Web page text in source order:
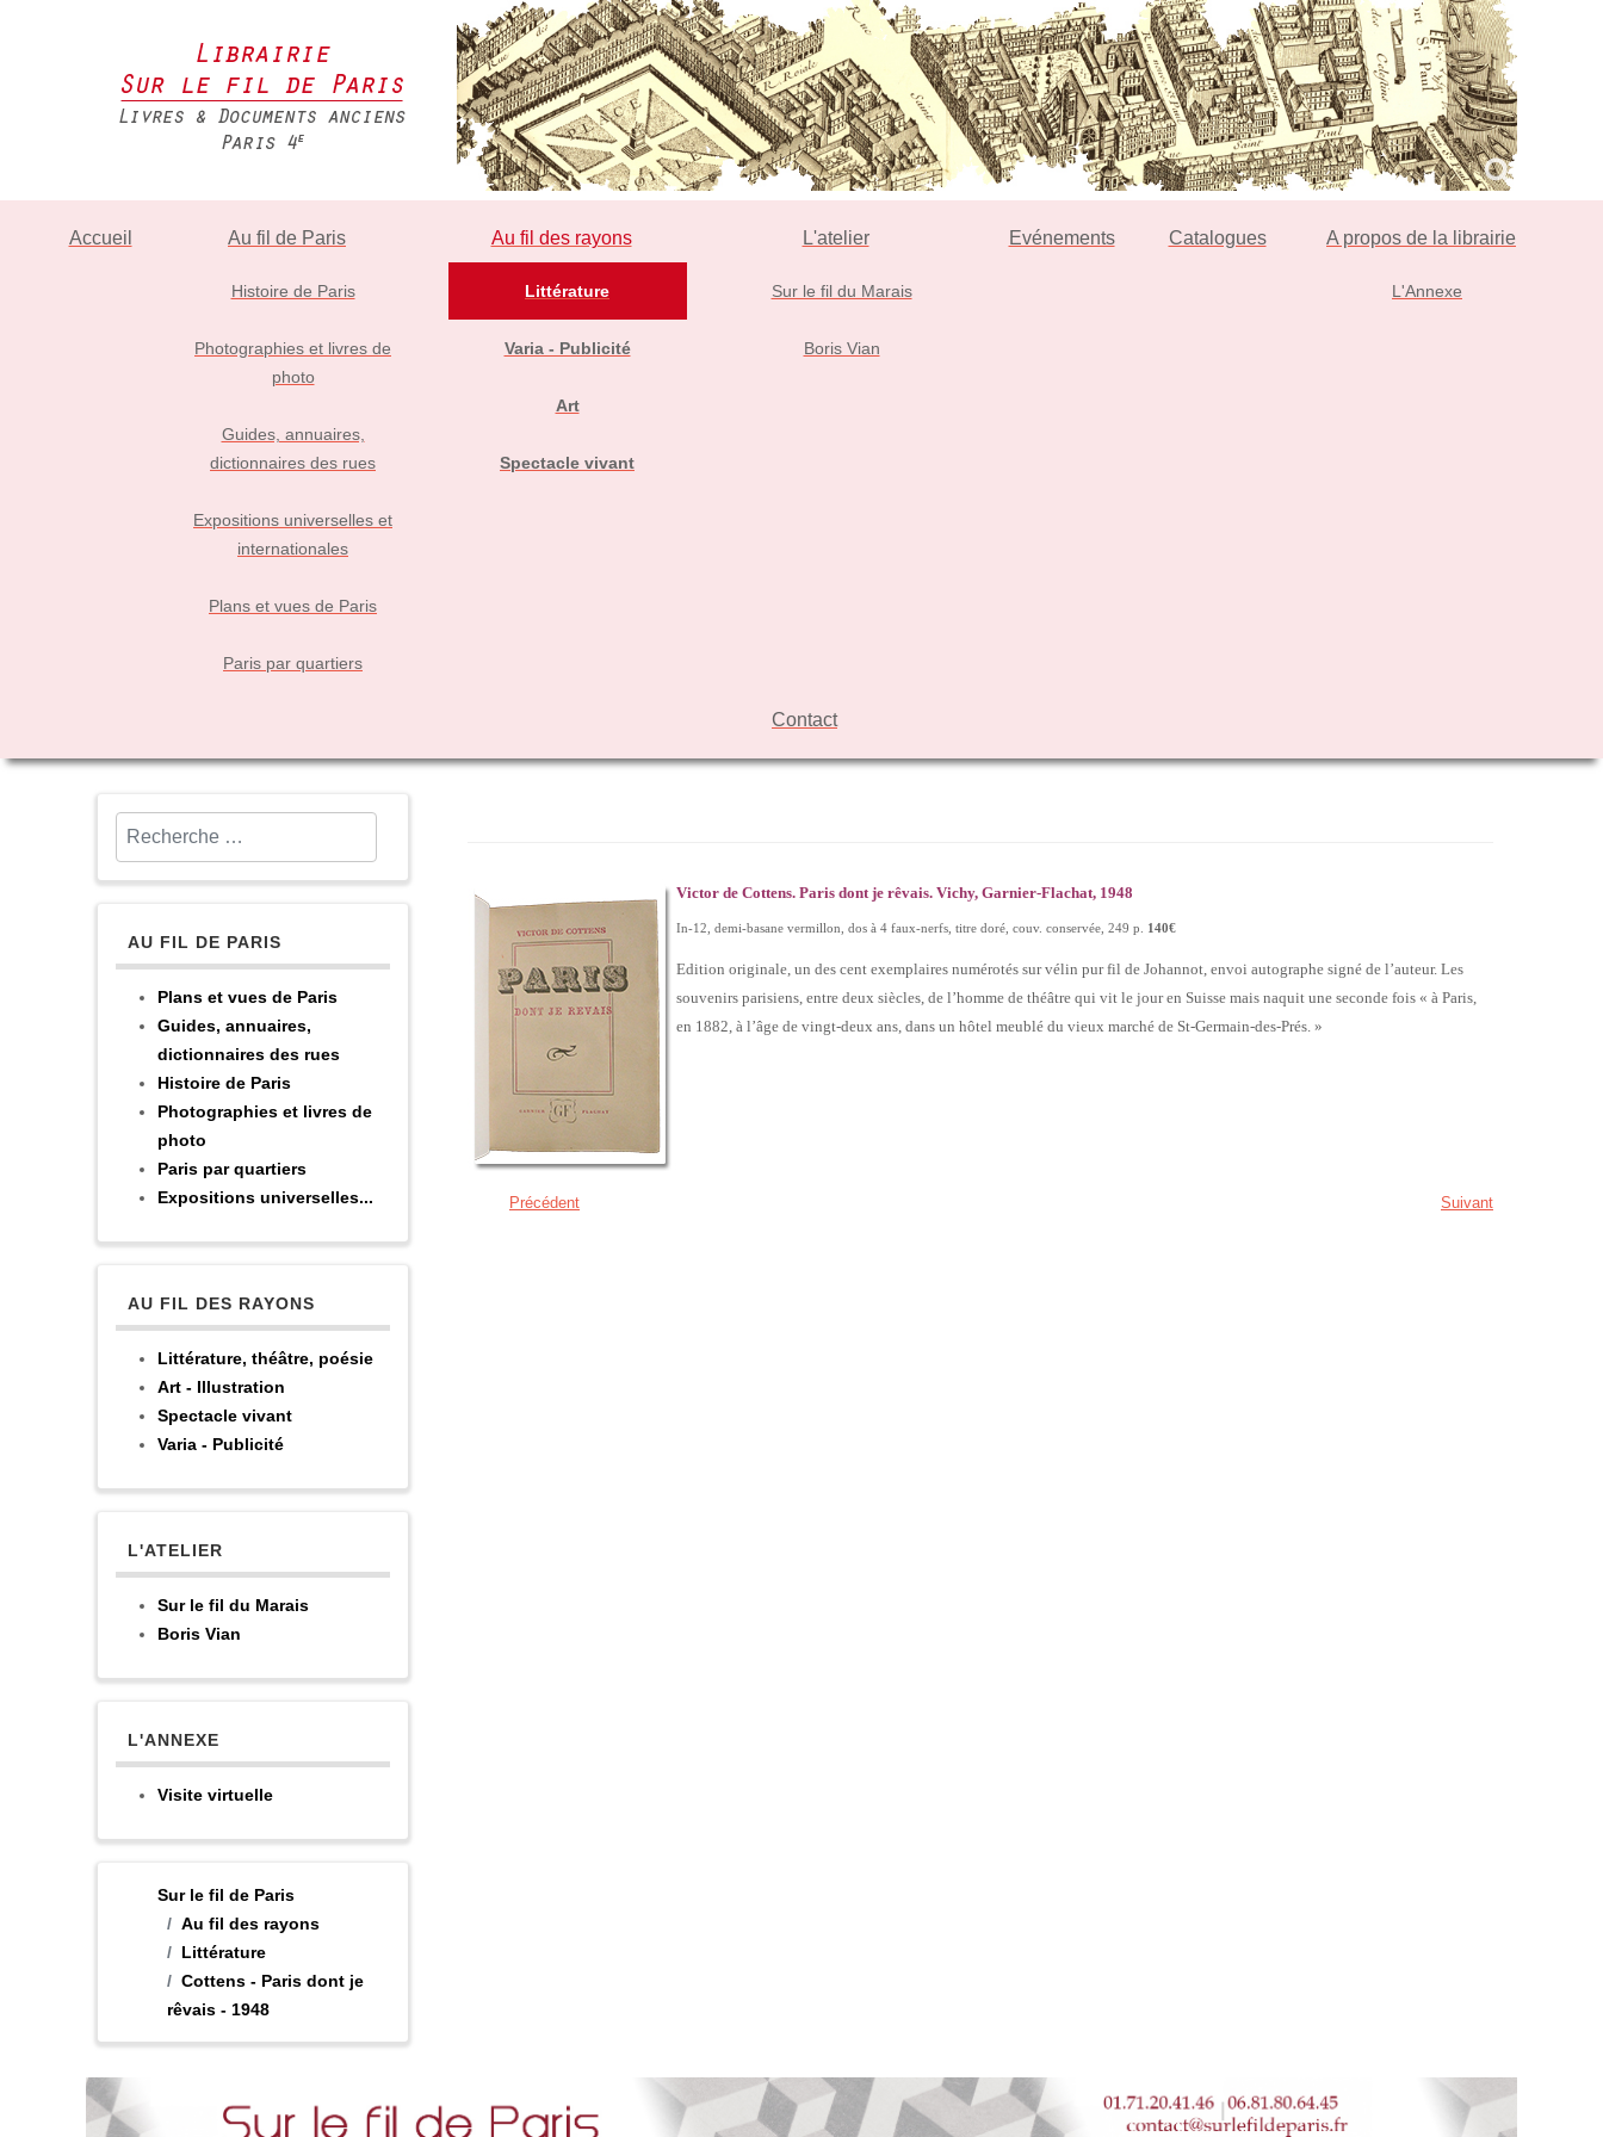
Accueil Au fil de Paris
Histoire de Paris
Photographies et livres de
photo
Guides, annuaires,
dictionnaires des rues
Expositions universelles et
internationales
Plans et vues de Paris
Paris par quartiers
Au fil des rayons
Littérature
Varia - Publicité
Art
Spectacle vivant
L'atelier
Sur le fil du Marais
Boris Vian
Evénements Catalogues A propos de la librairie
L'Annexe
Contact
Rechercher
AU FIL DE PARIS
Plans et vues de Paris
Guides, annuaires,
dictionnaires des rues
Histoire de Paris
Photographies et livres de
photo
Paris par quartiers
Expositions universelles...
AU FIL DES RAYONS
Littérature, théâtre, poésie
Art - Illustration
Spectacle vivant
Varia - Publicité
L'ATELIER
Sur le fil du Marais
Boris Vian
L'ANNEXE
Visite virtuelle
Sur le fil de Paris
Au fil des rayons
Littérature
Cottens - Paris dont je
rêvais - 1948
Victor de Cottens. Paris dont je rêvais. Vichy, Garnier-Flachat, 1948
In-12, demi-basane vermillon, dos à 4 faux-nerfs, titre doré, couv. conservée, 249 p. 140€
Edition originale, un des cent exemplaires numérotés sur vélin pur fil de Johannot, envoi autographe signé de l’auteur. Les
souvenirs parisiens, entre deux siècles, de l’homme de théâtre qui vit le jour en Suisse mais naquit une seconde fois « à Paris,
en 1882, à l’âge de vingt-deux ans, dans un hôtel meublé du vieux marché de St-Germain-des-Prés. »
Précédent Suivant